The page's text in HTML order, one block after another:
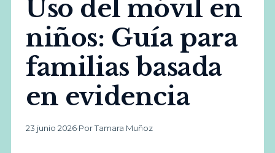
Uso del móvil en
niños: Guía para
familias basada
en evidencia
23 junio 2026·Por Tamara Muñoz